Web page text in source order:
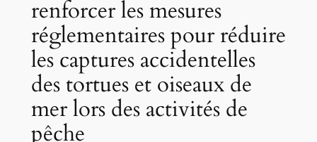
renforcer les mesures
réglementaires pour réduire
les captures accidentelles
des tortues et oiseaux de
mer lors des activités de
pêche